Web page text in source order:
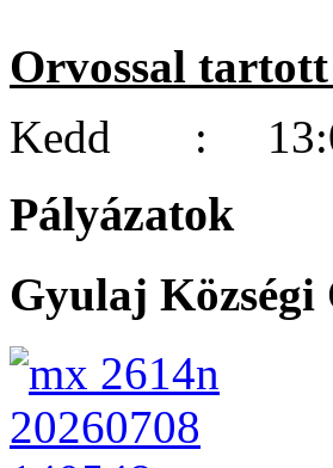
Orvossal
Kedd :
Pályázatok
Gyulaj Községi